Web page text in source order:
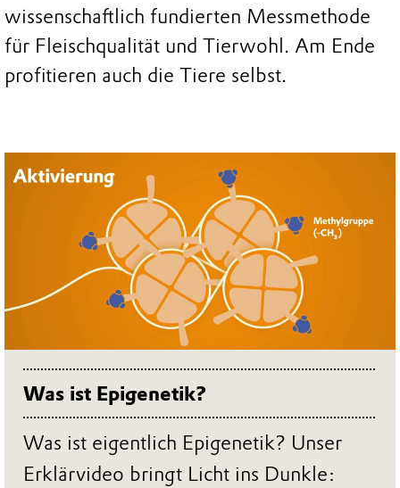
Was ist Epigenetik?
Was ist eigentlich Epigenetik? Unser
Erklärvideo bringt Licht ins Dunkle:
wissenschaftlich fundierten Messmethode
für Fleischqualität und Tierwohl. Am Ende
profitieren auch die Tiere selbst.